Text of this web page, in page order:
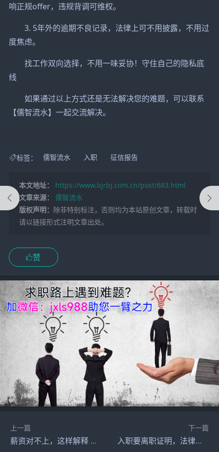
响正规offer，违规背调可维权。
3. 5年外的逾期不良记录，法律上可不用披露，不用过
度焦虑。
找工作双向选择，不用一味妥协！守住自己的隐私底
线
如果通过以上方式还是无法解决您的难题，可以联系
【儒智流水】一起交流解决。
标签： 儒智流水 入职 征信报告
本文地址：
https://www.bjrbj.com.cn/post/683.html
文章来源：
儒智流水
版权声明： 除非特别标注，否则均为本站原创文章，转载时
请以链接形式注明文章出处。
赞
上一篇
薪资对不上，这样解释 HR 最认可
下一篇
入职要离职证明，法律有明确规定吗？